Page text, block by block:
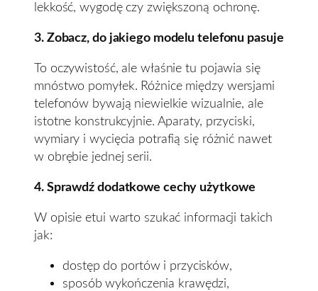
lekkość, wygodę czy zwiększoną ochronę.
3. Zobacz, do jakiego modelu telefonu pasuje
To oczywistość, ale właśnie tu pojawia się
mnóstwo pomyłek. Różnice między wersjami
telefonów bywają niewielkie wizualnie, ale
istotne konstrukcyjnie. Aparaty, przyciski,
wymiary i wycięcia potrafią się różnić nawet
w obrębie jednej serii.
4. Sprawdź dodatkowe cechy użytkowe
W opisie etui warto szukać informacji takich
jak:
dostęp do portów i przycisków,
sposób wykończenia krawędzi,